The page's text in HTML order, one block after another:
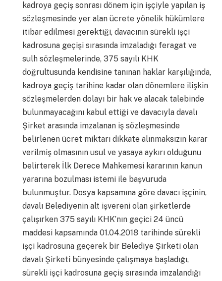
kadroya geçiş sonrası dönem için işçiyle yapılan iş
sözleşmesinde yer alan ücrete yönelik hükümlere
itibar edilmesi gerektiği, davacının sürekli işçi
kadrosuna geçişi sırasında imzaladığı feragat ve
sulh sözleşmelerinde, 375 sayılı KHK
doğrultusunda kendisine tanınan haklar karşılığında,
kadroya geçiş tarihine kadar olan dönemlere ilişkin
sözleşmelerden dolayı bir hak ve alacak talebinde
bulunmayacağını kabul ettiği ve davacıyla davalı
Şirket arasında imzalanan iş sözleşmesinde
belirlenen ücret miktarı dikkate alınmaksızın karar
verilmiş olmasının usul ve yasaya aykırı olduğunu
belirterek İlk Derece Mahkemesi kararının kanun
yararına bozulması istemi ile başvuruda
bulunmuştur. Dosya kapsamına göre davacı işçinin,
davalı Belediyenin alt işvereni olan şirketlerde
çalışırken 375 sayılı KHK’nın geçici 24 üncü
maddesi kapsamında 01.04.2018 tarihinde sürekli
işçi kadrosuna geçerek bir Belediye Şirketi olan
davalı Şirketi bünyesinde çalışmaya başladığı,
sürekli işçi kadrosuna geçiş sırasında imzalandığı